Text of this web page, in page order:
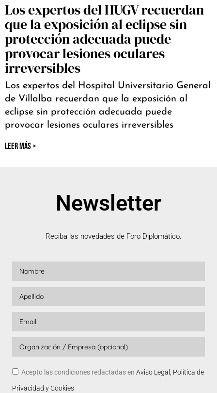
Los expertos del HUGV recuerdan
que la exposición al eclipse sin
protección adecuada puede
provocar lesiones oculares
irreversibles
Los expertos del Hospital Universitario General
de Villalba recuerdan que la exposición al
eclipse sin protección adecuada puede
provocar lesiones oculares irreversibles
LEER MÁS >
Newsletter
Reciba las novedades de Foro Diplomático.
Acepto las condiciones redactadas en Aviso Legal, Política de
Privacidad y Cookies